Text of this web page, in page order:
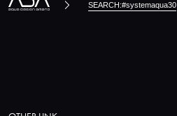
SEARCH:#systemaqua30